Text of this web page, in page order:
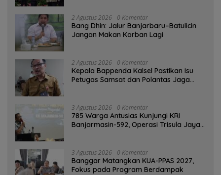
2 Agustus 2026 0 Komentar
Bang Dhin: Jalur Banjarbaru–Batulicin
Jangan Makan Korban Lagi
2 Agustus 2026 0 Komentar
Kepala Bappenda Kalsel Pastikan Isu
Petugas Samsat dan Polantas Jaga
3 Agustus 2026 0 Komentar
785 Warga Antusias Kunjungi KRI
Banjarmasin-592, Operasi Trisula Jaya
3 Agustus 2026 0 Komentar
‎Banggar Matangkan KUA-PPAS 2027,
Fokus pada Program Berdampak